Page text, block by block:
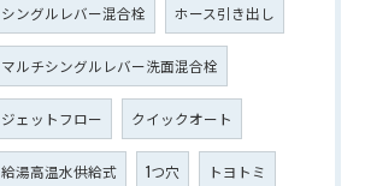
シングルレバー混合栓 ホース引き出し
マルチシングルレバー洗面混合栓
ジェットフロー クイックオート
給湯高温水供給式 1つ穴 トヨトミ